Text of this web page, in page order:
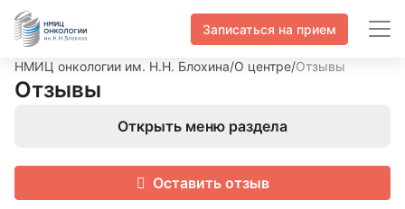
Записаться на прием
НМИЦ онкологии им. Н.Н. Блохина/О центре/Отзывы
Отзывы
Открыть меню раздела
Оставить отзыв